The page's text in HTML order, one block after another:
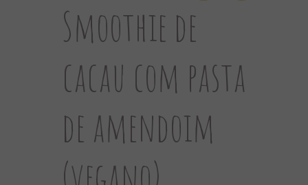
Smoothie de
cacau com pasta
de amendoim